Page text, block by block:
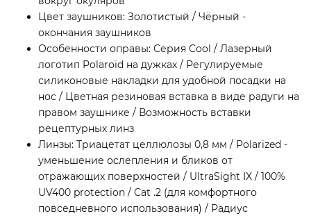
Цвет заушников: Золотистый / Чёрный -
окончания заушников
Особенности оправы: Серия Cool / Лазерный
логотип Polaroid на дужках / Регулируемые
силиконовые накладки для удобной посадки на
нос / Цветная резиновая вставка в виде радуги на
правом заушнике / Возможность вставки
рецептурных линз
Линзы: Триацетат целлюлозы 0,8 мм / Polarized -
уменьшение ослепления и бликов от
отражающих поверхностей / UltraSight IX / 100%
UV400 protection / Cat .2 (для комфортного
повседневного использования) / Радиус